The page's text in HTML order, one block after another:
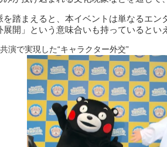
を踏まえると、本イベントは単なるエ
展開」という意味合いも持っているとい
演で実現した“キャラクター外交”